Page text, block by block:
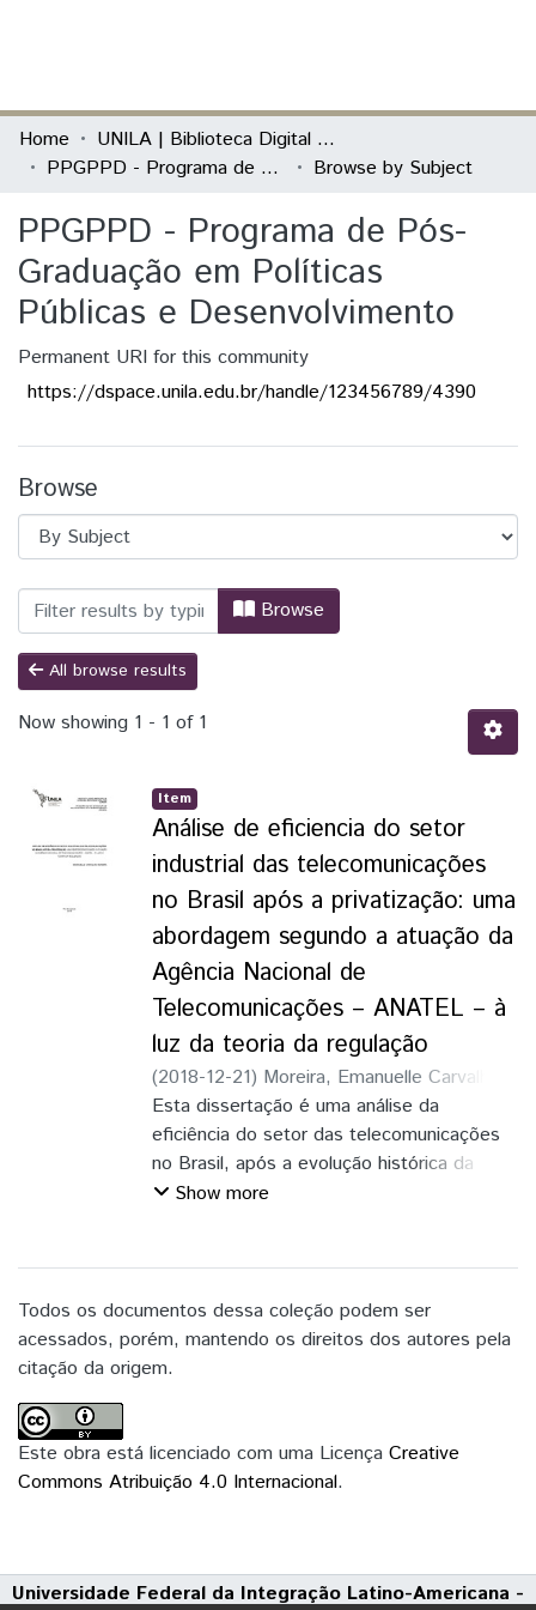
Communities & Collections
All of DSpace
Home
UNILA | Biblioteca Digital de Dissertações e Teses
PPGPPD - Programa de Pós-Graduação em Políticas Públicas e Desenvolvimento
Browse by Subject
PPGPPD - Programa de Pós-
Graduação em Políticas
Públicas e Desenvolvimento
Permanent URI for this community
https://dspace.unila.edu.br/handle/123456789/4390
Browse
Browsing PPGPPD - Programa de
Browse
All browse results
Now showing 1 - 1 of 1
Item
Análise de eficiencia do setor
industrial das telecomunicações
no Brasil após a privatização: uma
abordagem segundo a atuação da
Agência Nacional de
Telecomunicações – ANATEL – à
luz da teoria da regulação
(2018-12-21) Moreira, Emanuelle Carvalho
Díaz Villavicencio, Guillermo Javier
Esta dissertação é uma análise da
eficiência do setor das telecomunicações
no Brasil, após a evolução histórica da
política de privatização e quebra do
Utilizando-se de dados extraídos de bases
da Sociedade das Empresas de
Telecomunicações do Brasil, do Ministério
resultados interpretados segundo os
relatórios do do Conselho Nacional de
paramétrica alcançados pelo método
Show more
Todos os documentos dessa coleção podem ser
acessados, porém, mantendo os direitos dos autores pela
citação da origem.
Este obra está licenciado com uma Licença Creative
Commons Atribuição 4.0 Internacional.
Universidade Federal da Integração Latino-Americana -